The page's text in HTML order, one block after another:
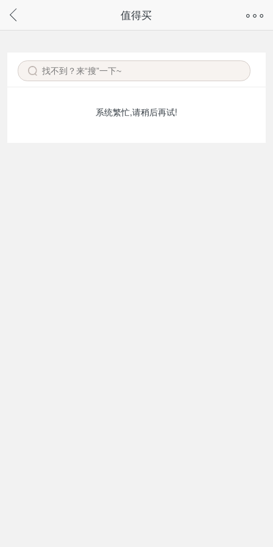
请通过微信或支付宝搜“奇兔客小程序”访问
值得买
系统繁忙,请稍后再试!